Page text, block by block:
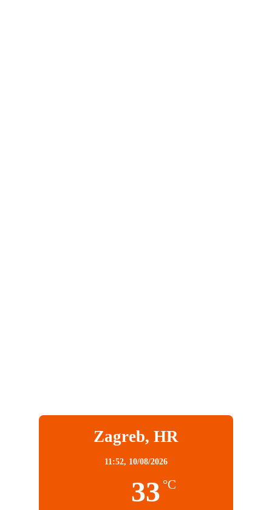
Zagreb, HR
11:52, 10/08/2026
33 °C